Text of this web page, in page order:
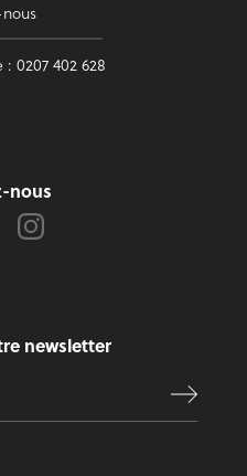
0207 402 628
nous
newsletter